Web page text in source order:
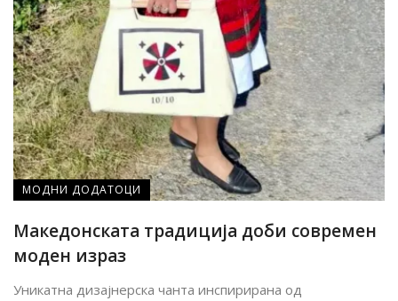
МОДНИ ДОДАТОЦИ
Македонската традиција доби современ
моден израз
Уникатна дизајнерска чанта инспирирана од